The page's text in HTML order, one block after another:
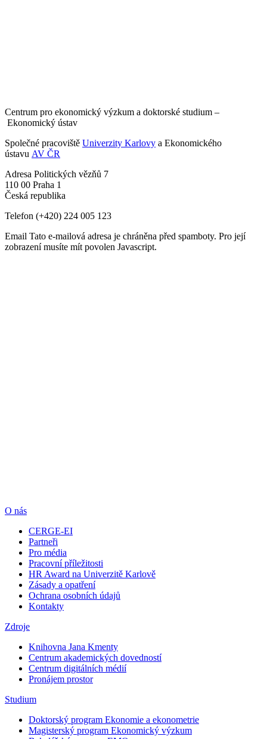
Centrum pro ekonomický výzkum a doktorské studium –
Ekonomický ústav
Společné pracoviště Univerzity Karlovy a Ekonomického
ústavu AV ČR
Adresa Politických vězňů 7
110 00 Praha 1
Česká republika
Telefon (+420) 224 005 123
Email Tato e-mailová adresa je chráněna před spamboty. Pro její
zobrazení musíte mít povolen Javascript.
O nás
CERGE-EI
Partneři
Pro média
Pracovní příležitosti
HR Award na Univerzitě Karlově
Zásady a opatření
Ochrana osobních údajů
Kontakty
Zdroje
Knihovna Jana Kmenty
Centrum akademických dovedností
Centrum digitálních médií
Pronájem prostor
Studium
Doktorský program Ekonomie a ekonometrie
Magisterský program Ekonomický výzkum